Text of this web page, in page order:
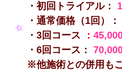
・初回トライアル：
・通常価格（1回）：
・3回コース ：
・6回コース：
※他施術との併用も